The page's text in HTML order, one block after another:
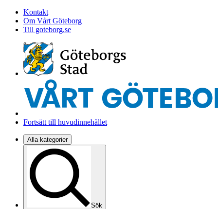
Kontakt
Om Vårt Göteborg
Till goteborg.se
Fortsätt till huvudinnehållet
Alla kategorier
Sök